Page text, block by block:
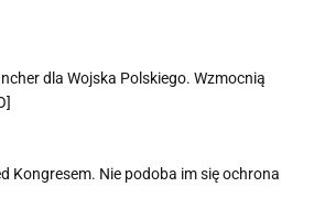
dla Wojska Polskiego. Wzmocnią
Kongresem. Nie podoba im się ochrona